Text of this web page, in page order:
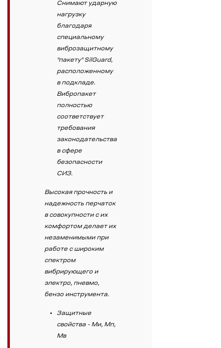
Снимают ударную
нагрузку
благодаря
специальному
виброзащитному
"пакету" SilGuard,
расположенному
в подкладе.
Вибропакет
полностью
соответствует
требования
законодательства
в сфере
безопасности
СИЗ.
Высокая прочность и
надежность перчаток
в совокупности с их
комфортом делает их
незаменимыми при
работе с широким
спектром
вибрирующего и
электро, пневмо,
бензо инструмента.
Защитные
свойства - Ми, Мп,
Мв